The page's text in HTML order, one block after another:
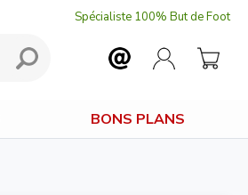
Spécialiste 100% But de Foot
BONS PLANS